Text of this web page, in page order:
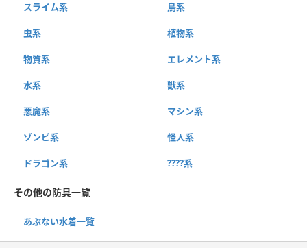
スライム系 鳥系
虫系 植物系
物質系 エレメント系
水系 獣系
悪魔系 マシン系
ゾンビ系 怪人系
ドラゴン系 ????系
その他の防具一覧
あぶない水着一覧